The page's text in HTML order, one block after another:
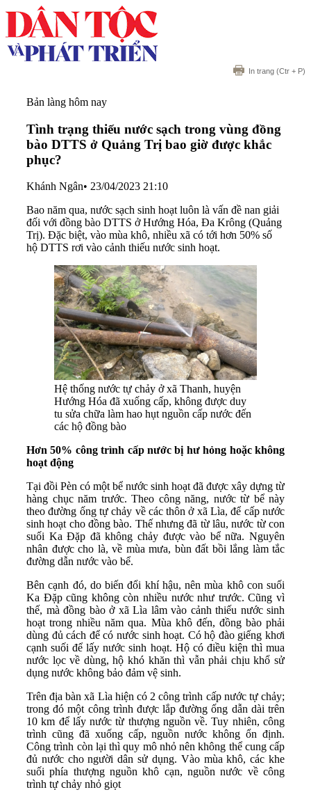
In trang (Ctr + P)
Bản làng hôm nay
Tình trạng thiếu nước sạch trong vùng đồng
bào DTTS ở Quảng Trị bao giờ được khắc
phục?
Khánh Ngân• 23/04/2023 21:10
Bao năm qua, nước sạch sinh hoạt luôn là vấn đề nan giải
đối với đồng bào DTTS ở Hướng Hóa, Đa Krông (Quảng
Trị). Đặc biệt, vào mùa khô, nhiều xã có tới hơn 50% số
hộ DTTS rơi vào cảnh thiếu nước sinh hoạt.
Hệ thống nước tự chảy ở xã Thanh, huyện
Hướng Hóa đã xuống cấp, không được duy
tu sửa chữa làm hao hụt nguồn cấp nước đến
các hộ đồng bào
Hơn 50% công trình cấp nước bị hư hỏng hoặc không
hoạt động
Tại đồi Pèn có một bể nước sinh hoạt đã được xây dựng từ
hàng chục năm trước. Theo công năng, nước từ bể này
theo đường ống tự chảy về các thôn ở xã Lìa, để cấp nước
sinh hoạt cho đồng bào. Thế nhưng đã từ lâu, nước từ con
suối Ka Đặp đã không chảy được vào bể nữa. Nguyên
nhân được cho là, về mùa mưa, bùn đất bồi lắng làm tắc
đường dẫn nước vào bể.
Bên cạnh đó, do biến đổi khí hậu, nên mùa khô con suối
Ka Đặp cũng không còn nhiều nước như trước. Cũng vì
thế, mà đồng bào ở xã Lìa lâm vào cảnh thiếu nước sinh
hoạt trong nhiều năm qua. Mùa khô đến, đồng bào phải
dùng đủ cách để có nước sinh hoạt. Có hộ đào giếng khơi
cạnh suối để lấy nước sinh hoạt. Hộ có điều kiện thì mua
nước lọc về dùng, hộ khó khăn thì vẫn phải chịu khổ sử
dụng nước không bảo đảm vệ sinh.
Trên địa bàn xã Lìa hiện có 2 công trình cấp nước tự chảy;
trong đó một công trình được lắp đường ống dẫn dài trên
10 km để lấy nước từ thượng nguồn về. Tuy nhiên, công
trình cũng đã xuống cấp, nguồn nước không ổn định.
Công trình còn lại thì quy mô nhỏ nên không thể cung cấp
đủ nước cho người dân sử dụng. Vào mùa khô, các khe
suối phía thượng nguồn khô cạn, nguồn nước về công
trình tự chảy nhỏ giọt